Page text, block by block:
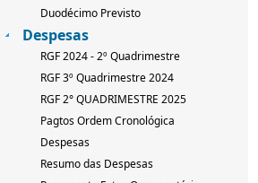
Duodécimo Previsto
Despesas
RGF 2024 - 2º Quadrimestre
RGF 3º Quadrimestre 2024
RGF 2° QUADRIMESTRE 2025
Pagtos Ordem Cronológica
Despesas
Resumo das Despesas